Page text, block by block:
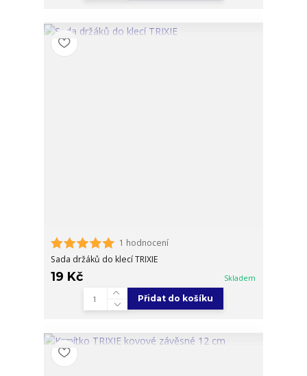
1 hodnocení
Sada držáků do klecí TRIXIE
19 Kč Skladem
Přidat do košíku